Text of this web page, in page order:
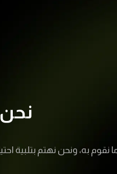
نقوم به، ونحن نهتم